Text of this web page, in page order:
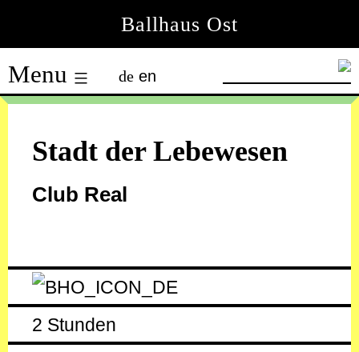
content
Ballhaus Ost
Ballhaus
Ost
Menu de en
Stadt der Lebewesen
Club Real
2 Stunden